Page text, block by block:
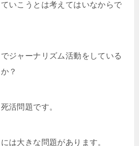
いこうとは考えてはいなからで
ジャーナリズム活動をしている
？
活問題です。
は大きな問題があります。